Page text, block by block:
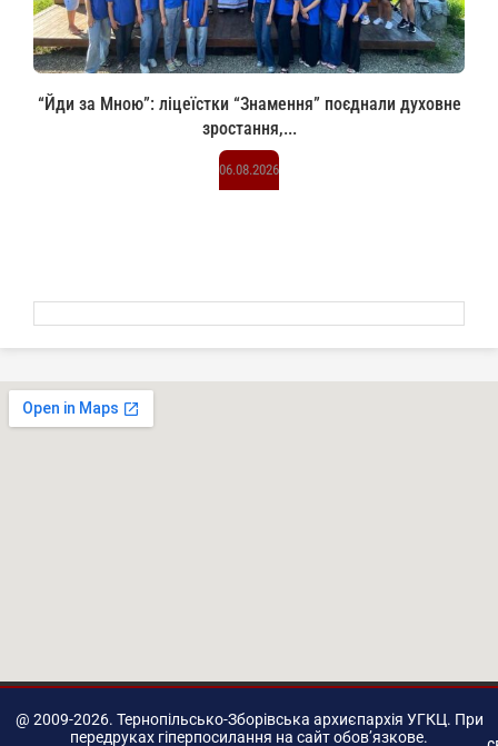
“Йди за Мною”: ліцеїстки “Знамення” поєднали духовне
зростання,...
06.08.2026
@ 2009-2026. Тернопільсько-Зборівська архиєпархія УГКЦ. При
передруках гіперпосилання на сайт обов’язкове.